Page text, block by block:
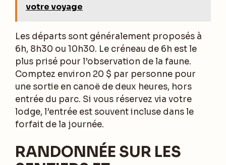
votre voyage
Les départs sont généralement proposés à
6h, 8h30 ou 10h30. Le créneau de 6h est le
plus prisé pour l’observation de la faune.
Comptez environ 20 $ par personne pour
une sortie en canoë de deux heures, hors
entrée du parc. Si vous réservez via votre
lodge, l’entrée est souvent incluse dans le
forfait de la journée.
RANDONNÉE SUR LES